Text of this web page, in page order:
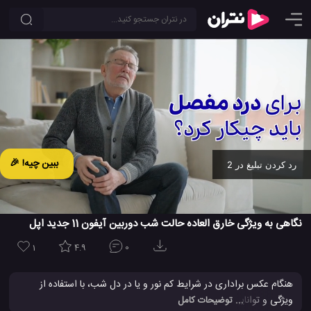
ببین چیه! 🎉 رد کردن تبلیغ در 1
نگاهی به ویژگی خارق العاده حالت شب دوربین آیفون 11 جدید اپل
1 4.9 0
هنگام عکس براداری در شرایط کم نور و یا در دل شب، با استفاده از
... توضیحات کامل